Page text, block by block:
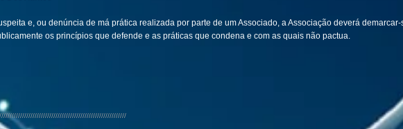
e, ou denúncia de má prática realizada por parte de um Associado, a Associação deverá
os princípios que defende e as práticas que condena e com as quais não pactua.